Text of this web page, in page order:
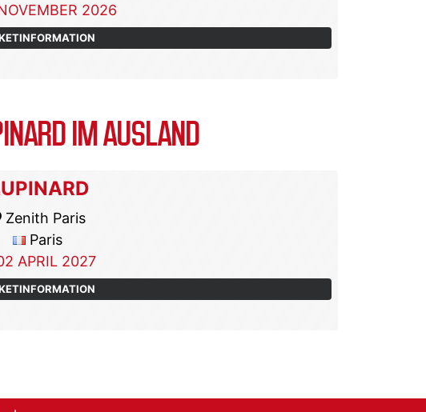
2026
IM AUSLAND
Zenith Paris
Paris
APRIL 2027